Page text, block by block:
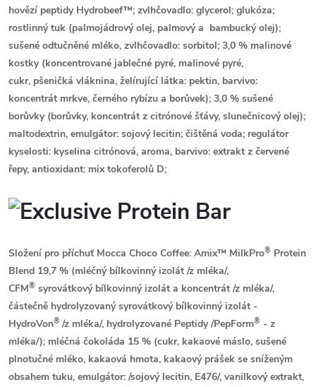
hovězí peptidy Hydrobeef™; zvlhčovadlo: glycerol; glukóza;
rostlinný tuk (palmojádrový olej, palmový a bambucký olej);
sušené odtučněné mléko, zvlhčovadlo: sorbitol; 3,0 % malinové
kostky (koncentrované jablečné pyré, malinové pyré,
cukr, pšeničká vláknina, želírující látka: pektin, barvivo:
koncentrát mrkve, černého rybízu a borůvek); 3,0 % sušené
borůvky (borůvky, koncentrát z citrónové šťávy, slunečnicový olej);
maltodextrin, emulgátor: sojovýlecitin; čištěná voda; regulátor
kyselosti: kyselina citrónová, aroma, barvivo: extrakt z červené
řepy, antioxidant: mix tokoferolů D;
Složení pro příchuť Mocca Choco Coffee: Amix™ MilkPro® Protein
Blend 19,7 % (mléčnýbílkovinný izolát /z mléka/,
CFM® syrovátkovýbílkovinný izolát a koncentrát /z mléka/,
částečně hydrolyzovanýsyrovátkovýbílkovinný izolát -
HydroVon® /z mléka/, hydrolyzované Peptidy /PepForm® - z
mléka/); mléčná čokoláda 15 % (cukr, kakaové máslo, sušené
plnotučné mléko, kakaová hmota, kakaový prášek se sníženým
obsahem tuku, emulgátor: /sojový lecitin, E476/, vanilkový extrakt,